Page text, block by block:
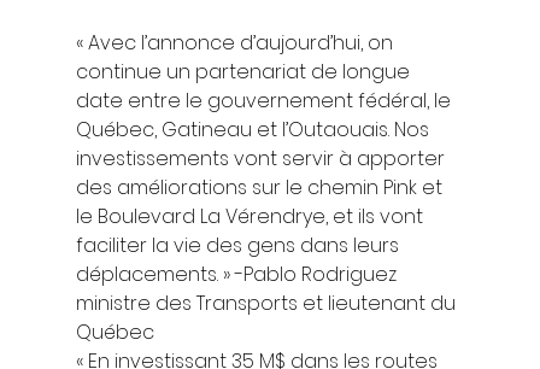
« Avec l’annonce d’aujourd’hui, on
continue un partenariat de longue
date entre le gouvernement fédéral, le
Québec, Gatineau et l’Outaouais. Nos
investissements vont servir à apporter
des améliorations sur le chemin Pink et
le Boulevard La Vérendrye, et ils vont
faciliter la vie des gens dans leurs
déplacements. » -Pablo Rodriguez
ministre des Transports et lieutenant du
Québec
« En investissant 35 M$ dans les routes